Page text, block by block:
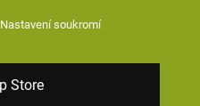
Nastavení soukromí
Store